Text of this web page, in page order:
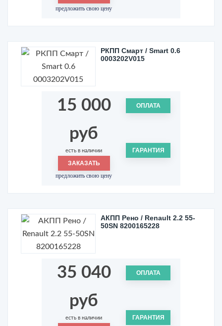
предложить свою цену
РКПП Смарт / Smart 0.6
0003202V015
15 000
руб
есть в наличии
ЗАКАЗАТЬ
предложить свою цену
ОПЛАТА
ГАРАНТИЯ
АКПП Рено / Renault 2.2 55-
50SN 8200165228
35 040
руб
есть в наличии
ОПЛАТА
ГАРАНТИЯ